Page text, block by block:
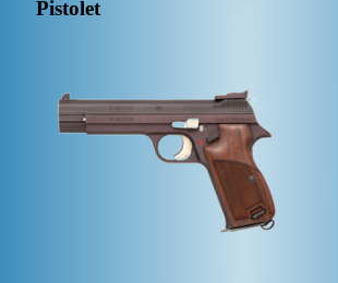
Pistolet